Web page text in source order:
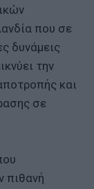
που σε
δυνάμεις
την
και
σε
πιθανή